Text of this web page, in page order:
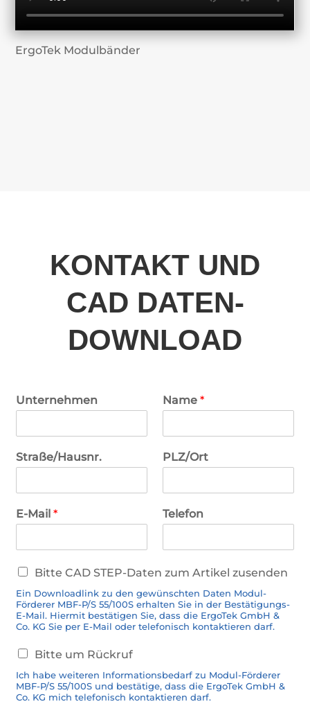
ErgoTek Modulbänder
KONTAKT UND
CAD DATEN-
DOWNLOAD
Unternehmen Name *
Straße/Hausnr. PLZ/Ort
E-Mail* Telefon
C
D
-
D
t
n
Bitte CAD STEP-Daten zum Artikel zusenden
Ein Downloadlink zu den gewünschten Daten Modul-
Förderer MBF-P/S 55/100S erhalten Sie in der Bestätigungs-
E-Mail. Hiermit bestätigen Sie, dass die ErgoTek GmbH &
Co. KG Sie per E-Mail oder telefonisch kontaktieren darf.
R
c
k
Bitte um Rückruf
Ich habe weiteren Informationsbedarf zu Modul-Förderer
MBF-P/S 55/100S und bestätige, dass die ErgoTek GmbH &
Co. KG mich telefonisch kontaktieren darf.